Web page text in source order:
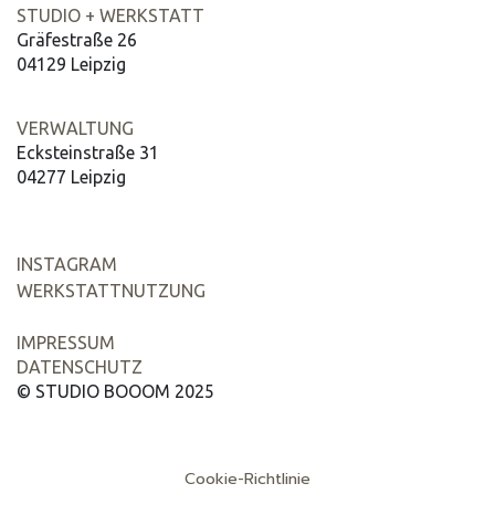
STUDIO + WERKSTATT
Gräfestraße 26
04129 Leipzig
INSTAGRAM
WERKSTATTNUTZUNG
VERWALTUNG
Ecksteinstraße 31
04277 Leipzig
​​​IMPRESSUM
​​​​​DATENSCHUTZ
© STUDIO BOOOM 2025
Cookie-Richtlinie